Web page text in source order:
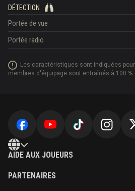
DÉTECTION
Portée de vue
Portée radio
Les caractéristiques sont indiquées
membres d'équipage sont entraînés à 100 %.
AIDE AUX JOUEURS
PARTENAIRES